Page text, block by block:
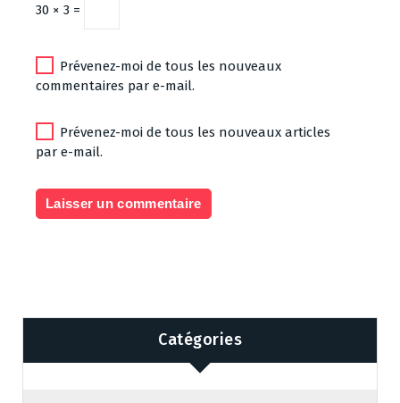
30 × 3 =
Prévenez-moi de tous les nouveaux
commentaires par e-mail.
Prévenez-moi de tous les nouveaux articles
par e-mail.
Catégories